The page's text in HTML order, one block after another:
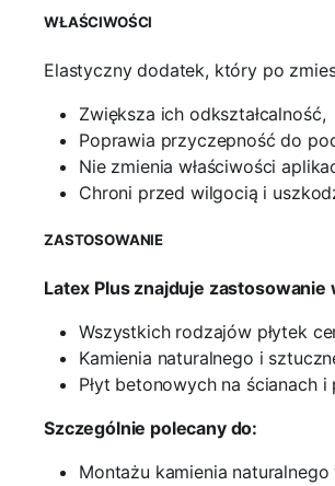
WŁAŚCIWOŚCI
Elastyczny dodatek, który po
Zwiększa ich odkształcalność,
Poprawia przyczepność do
Nie zmienia właściwości
Chroni przed wilgocią i
ZASTOSOWANIE
Latex Plus znajduje zastosowanie
Wszystkich rodzajów płytek
Kamienia naturalnego i
Płyt betonowych na ścianach
Szczególnie polecany do:
Montażu kamienia